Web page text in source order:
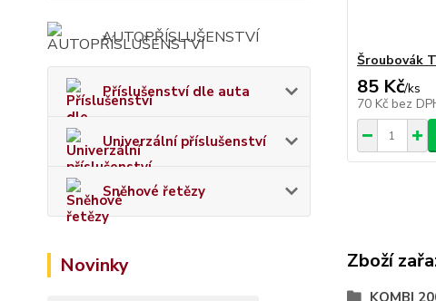
AUTOPŘÍSLUŠENSTVÍ
Příslušenství dle auta
Univerzální příslušenství
Sněhové řetězy
Novinky
Šroubovák
85 Kč/ks
70 Kč bez
Zboží
KOMBI